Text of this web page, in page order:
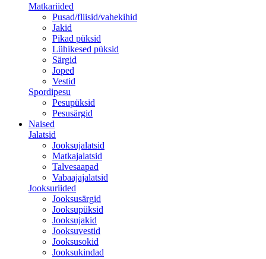
Matkariided
Pusad/fliisid/vahekihid
Jakid
Pikad püksid
Lühikesed püksid
Särgid
Joped
Vestid
Spordipesu
Pesupüksid
Pesusärgid
Naised
Jalatsid
Jooksujalatsid
Matkajalatsid
Talvesaapad
Vabaajajalatsid
Jooksuriided
Jooksusärgid
Jooksupüksid
Jooksujakid
Jooksuvestid
Jooksusokid
Jooksukindad